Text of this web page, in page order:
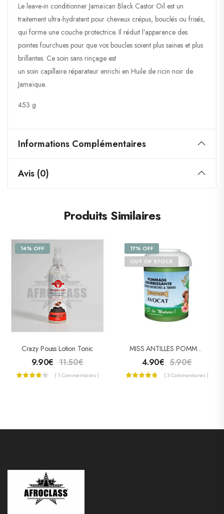
Le leave-in conditionner Jamaïcan Black Castor Oil est un
traitement ultra-hydratant pour cheveux crépus, bouclés ou frisés,
qui forme une couche protectrice. Il réduit l’apparence des
pointes fourchues pour que vos boucles soient plus saines et plus
brillantes. Ce soin sans rinçage est
un soin capillaire réparateur enrichi en Huile de ricin noir de
Jamaïque.
453 g
Informations Complémentaires
Avis (0)
Produits Similaires
14% OFF
Crazy Pouss Lotion Tonic
9.90€ 11.50€
( 1 Commentaires )
17% OFF
OUT OF STOCK
MISS ANTILLES POMMADE CAPILLAIRE À L’AVOCAT 125ML
4.90€ 5.90€
( 3 Commentaires )